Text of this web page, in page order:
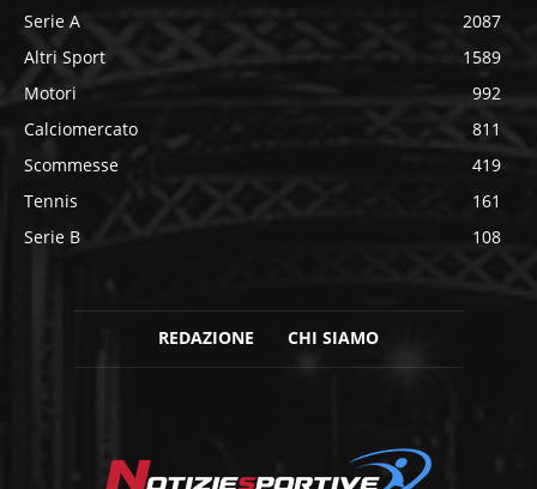
Serie A
2087
Altri Sport
1589
Motori
992
Calciomercato
811
Scommesse
419
Tennis
161
Serie B
108
REDAZIONE CHI SIAMO